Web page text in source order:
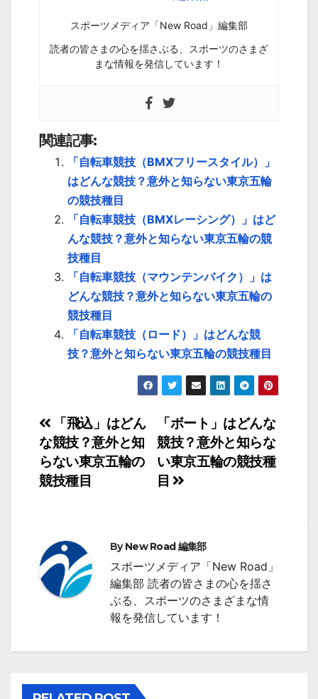
スポーツメディア「New Road」編集部
読者の皆さまの心を揺さぶる、スポーツのさまざ
まな情報を発信しています！
関連記事:
「自転車競技（BMXフリースタイル）」
はどんな競技？意外と知らない東京五輪
の競技種目
「自転車競技（BMXレーシング）」はど
んな競技？意外と知らない東京五輪の競
技種目
「自転車競技（マウンテンバイク）」は
どんな競技？意外と知らない東京五輪の
競技種目
「自転車競技（ロード）」はどんな競
技？意外と知らない東京五輪の競技種目
投
稿
ナ
ゲ
ー
シ
「ボート」はどんな
競技？意外と知らな
い東京五輪の競技種
目
「飛込」はどん
な競技？意外と知
らない東京五輪の
競技種目
ByNew Road 編集部
スポーツメディア「New Road」
編集部 読者の皆さまの心を揺さ
ぶる、スポーツのさまざまな情
報を発信しています！